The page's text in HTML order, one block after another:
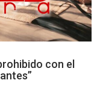
con el